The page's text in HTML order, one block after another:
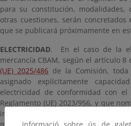
para su constitución, modalidades,
otras cuestiones, serán
que se publicará próximamente en
ELECTRICIDAD. En el caso de la
mercancía CBAM, según el artículo 8
(UE) 2025/486 de la Comisión,
asignado explícitamente
electricidad de conformidad con
Reglamento (UE) 2023/956, y que
importación, facilitará a la